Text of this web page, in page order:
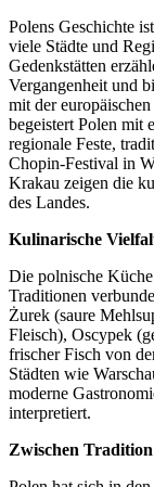
Polens Geschichte
viele Städte und
Gedenkstätten
Vergangenheit und
mit der
begeistert Polen mit
regionale Feste,
Chopin-Festival in
Krakau zeigen die
des Landes.
Kulinarische
Die polnische
Traditionen
Żurek (saure
Fleisch), Oscypek
frischer Fisch von
Städten wie
moderne
interpretiert.
Zwischen